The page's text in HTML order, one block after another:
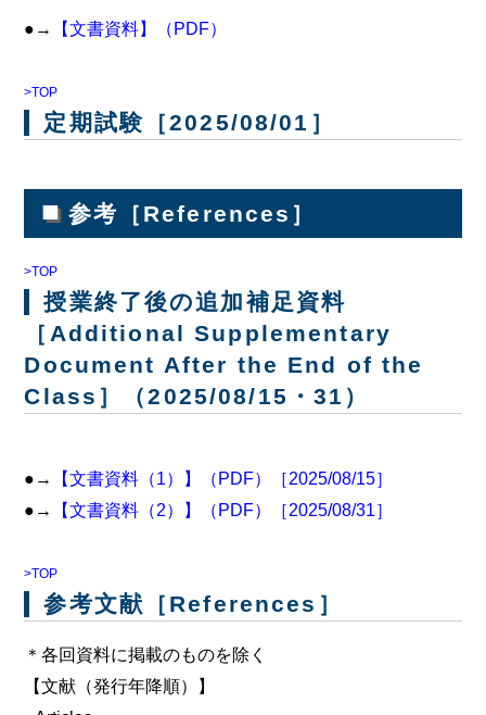
●→ 【文書資料】（PDF）
>TOP
定期試験［2025/08/01］
■ 参考［References］
>TOP
授業終了後の追加補足資料
［Additional Supplementary
Document After the End of the
Class］（2025/08/15・31）
●→
【文書資料（1）】（PDF）［2025/08/15］
●→
【文書資料（2）】（PDF）［2025/08/31］
>TOP
参考文献［References］
＊各回資料に掲載のものを除く
【文献（発行年降順）】